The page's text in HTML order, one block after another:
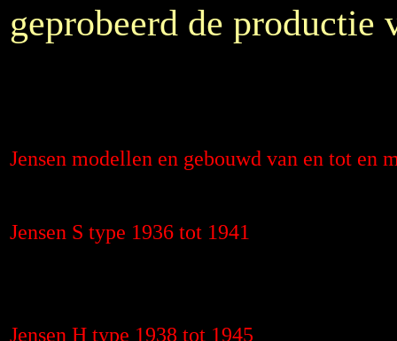
geprobeerd de productie
Jensen modellen en gebouwd van en tot en
Jensen S type 1936 tot 1941
Jensen H type 1938 tot 1945